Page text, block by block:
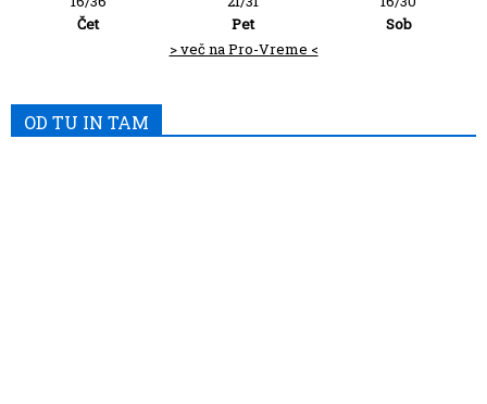
Čet
Pet
Sob
> več na Pro-Vreme <
OD TU IN TAM